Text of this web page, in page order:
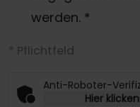
werden. *
* Pflichtfeld
Anti-Roboter-
Hier klicken